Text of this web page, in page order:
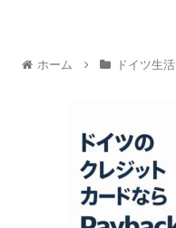
ホーム ドイツ生活